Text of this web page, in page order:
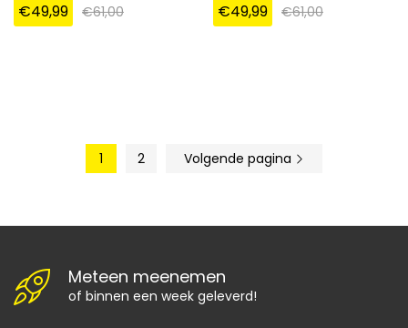
€49,99 €61,00 €49,99 €61,00
1 2 Volgende pagina
Meteen meenemen
of binnen een week geleverd!